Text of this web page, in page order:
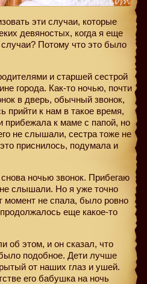
эти случаи, которые
девяностых, когда я еще
Потому что это было
и старшей сестрой
города. Как-то ночью, почти
в дверь, обычный звонок,
прийти к нам в такое время,
прибежала к маме с папой, но
не слышали, сестра тоже не
приснилось, подумала и
ночью звонок. Прибегаю
слышали. Но я уже точно
момент не спала, было ровно
еще какое-то
об этом, и он сказал, что
подобное. Дети лучше
от наших глаз и ушей.
его бабушка на ночь